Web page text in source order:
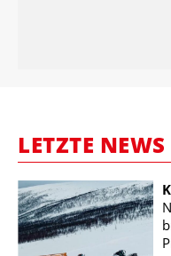
LETZTE NEWS